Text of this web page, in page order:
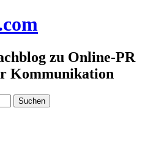
zu Online-PR
Kommunikation